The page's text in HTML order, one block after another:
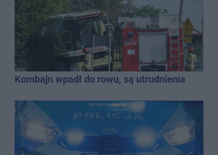
Kombajn wpadł do rowu, są utrudnienia